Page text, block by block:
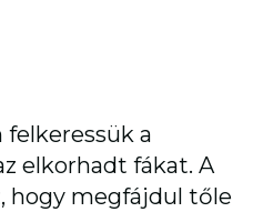
a
elkorhadt fákat. A
hogy megfájdul tőle